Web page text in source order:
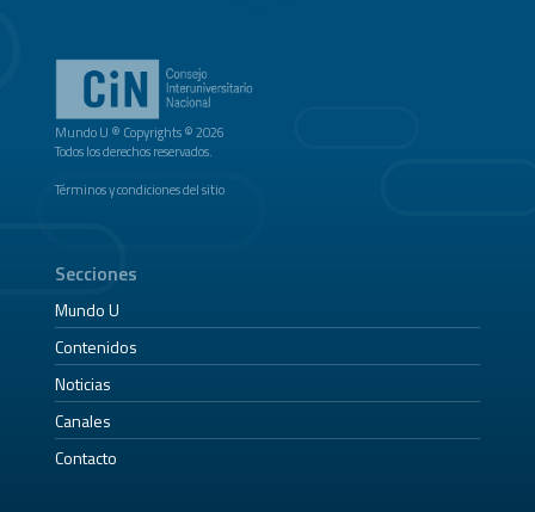
Mundo U ® Copyrights © 2026
Todos los derechos reservados.
Términos y condiciones del sitio
Secciones
Mundo U
Contenidos
Noticias
Canales
Contacto